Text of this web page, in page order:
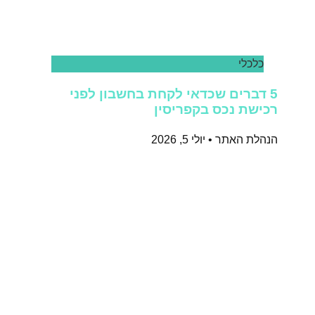
כלכלי
5 דברים שכדאי לקחת בחשבון לפני
רכישת נכס בקפריסין
הנהלת האתר יולי 5, 2026